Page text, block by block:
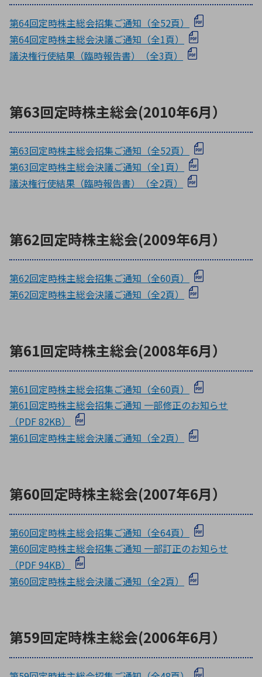
第64回定時株主総会招集ご通知（全52頁）
第64回定時株主総会決議ご通知（全1頁）
議決権行使結果（臨時報告書）（全3頁）
第63回定時株主総会(2010年6月）
第63回定時株主総会招集ご通知（全52頁）
第63回定時株主総会決議ご通知（全1頁）
議決権行使結果（臨時報告書）（全2頁）
第62回定時株主総会(2009年6月）
第62回定時株主総会招集ご通知（全60頁）
第62回定時株主総会決議ご通知（全2頁）
第61回定時株主総会(2008年6月）
第61回定時株主総会招集ご通知（全60頁）
第61回定時株主総会招集ご通知 一部修正のお知らせ
（PDF 82KB）
第61回定時株主総会決議ご通知（全2頁）
第60回定時株主総会(2007年6月）
第60回定時株主総会招集ご通知（全64頁）
第60回定時株主総会招集ご通知 一部訂正のお知らせ
（PDF 94KB）
第60回定時株主総会決議ご通知（全2頁）
第59回定時株主総会(2006年6月）